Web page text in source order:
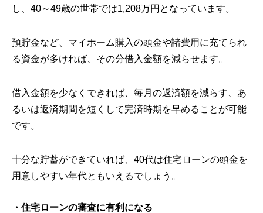
し、40～49歳の世帯では1,208万円となっています。
預貯金など、マイホーム購入の頭金や諸費用に充てられ
る資金が多ければ、その分借入金額を減らせます。
借入金額を少なくできれば、毎月の返済額を減らす、あ
るいは返済期間を短くして完済時期を早めることが可能
です。
十分な貯蓄ができていれば、40代は住宅ローンの頭金を
用意しやすい年代ともいえるでしょう。
・住宅ローンの審査に有利になる